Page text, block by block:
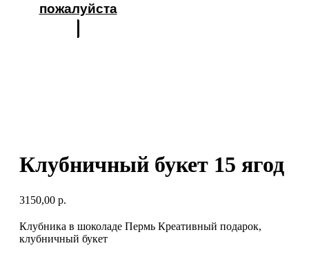
пожалуйста
Клубничный букет 15 ягод
3150,00 р.
Клубника в шоколаде Пермь Креативный подарок,
клубничный букет